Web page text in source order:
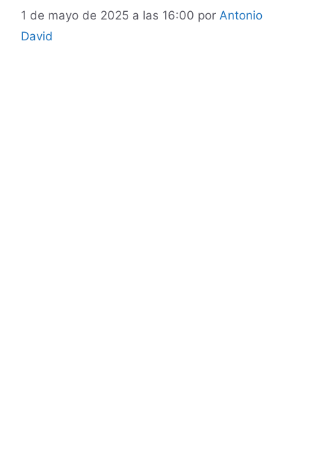
1 de mayo de 2025 a las 16:00 por Antonio
David